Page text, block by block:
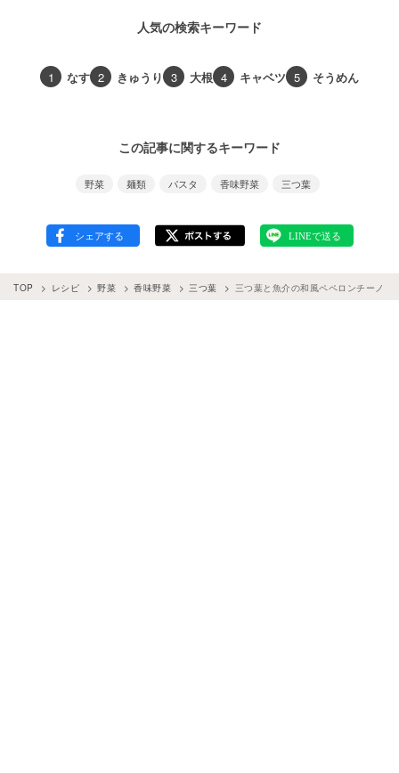
人気の検索キーワード
1 なす 2 きゅうり 3 大根 4 キャベツ 5 そうめん
この記事に関するキーワード
野菜 麺類 パスタ 香味野菜 三つ葉
TOP レシピ 野菜 香味野菜 三つ葉 三つ葉と魚介の和風ペペロンチーノ